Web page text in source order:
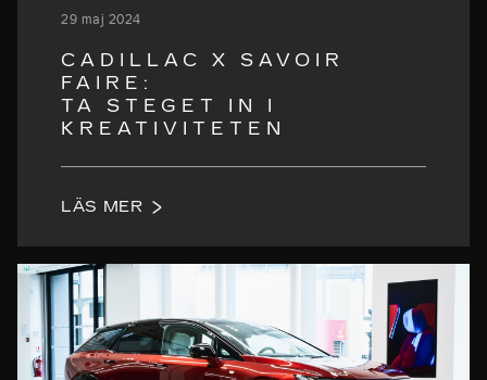
29 maj 2024
CADILLAC X SAVOIR
FAIRE:
TA STEGET IN I
KREATIVITETEN
LÄS MER